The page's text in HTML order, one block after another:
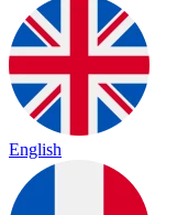
English